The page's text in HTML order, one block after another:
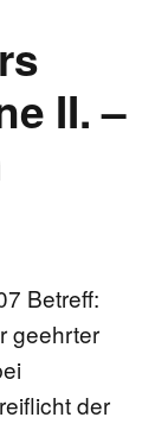
II. –
Betreff:
geehrter
der